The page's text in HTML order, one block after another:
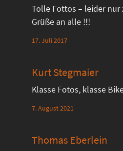
Tolle Fottos – leider nur
Grüße an alle !!!
17. Juli 2017
Kurt Stegmaier
Klasse Fotos, klasse
7. August 2021
Thomas Eberlein